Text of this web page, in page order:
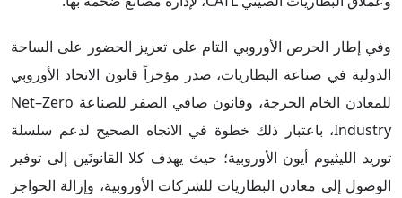
وفي إطار الحرص الأوروبي التام على تعزيز الحضور على الساحة
الدولية في صناعة البطاريات، صدر مؤخراً قانون الاتحاد الأوروبي
للمعادن الخام الحرجة، وقانون صافي الصفر للصناعة Net–Zero
Industry، باعتبار ذلك خطوة في الاتجاه الصحيح لدعم سلسلة
توريد الليثيوم أيون الأوروبية؛ حيث يهدف كلا القانونَين إلى توفير
الوصول إلى معادن البطاريات للشركات الأوروبية، وإزالة الحواجز